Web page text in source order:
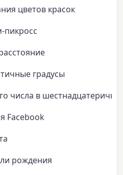
цветов красок
пикросс
градусы
числа в
Facebook
рождения